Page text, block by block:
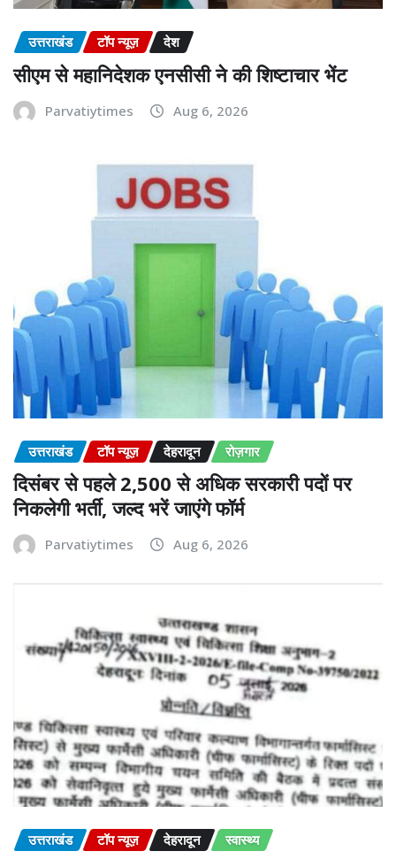
उत्तराखंड टॉप न्यूज़ देश
सीएम से महानिदेशक एनसीसी ने की शिष्टाचार भेंट
Parvatiytimes Aug 6, 2026
उत्तराखंड टॉप न्यूज़ देहरादून रोज़गार
दिसंबर से पहले 2,500 से अधिक सरकारी पदों पर
निकलेगी भर्ती, जल्द भरें जाएंगे फॉर्म
Parvatiytimes Aug 6, 2026
उत्तराखंड टॉप न्यूज़ देहरादून स्वास्थ्य